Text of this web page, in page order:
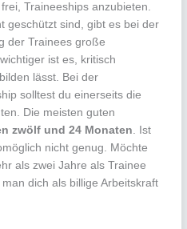
Traineeships anzubieten.
geschützt sind, gibt es bei der
der Trainees große
ist es, kritisch
lässt. Bei der
solltest du einerseits die
Die meisten guten
zwölf und 24 Monaten. Ist
nicht genug. Möchte
als zwei Jahre als Trainee
dich als billige Arbeitskraft